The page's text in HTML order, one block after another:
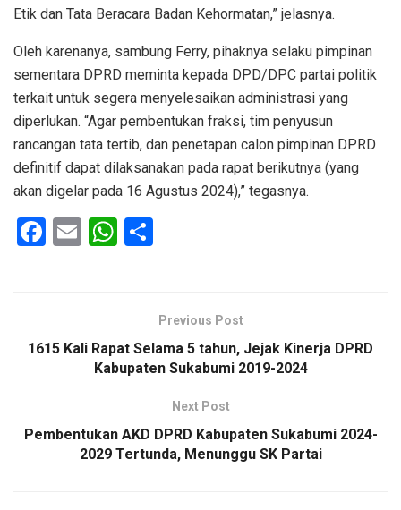
Etik dan Tata Beracara Badan Kehormatan,” jelasnya.
Oleh karenanya, sambung Ferry, pihaknya selaku pimpinan
sementara DPRD meminta kepada DPD/DPC partai politik
terkait untuk segera menyelesaikan administrasi yang
diperlukan. “Agar pembentukan fraksi, tim penyusun
rancangan tata tertib, dan penetapan calon pimpinan DPRD
definitif dapat dilaksanakan pada rapat berikutnya (yang
akan digelar pada 16 Agustus 2024),” tegasnya.
F
o
E
W
A
p
ePrevious Post
1615 Kali Rapat Selama 5 tahun, Jejak Kinerja DPRD
Kabupaten Sukabumi 2019-2024
Next Post
Pembentukan AKD DPRD Kabupaten Sukabumi 2024-
2029 Tertunda, Menunggu SK Partai